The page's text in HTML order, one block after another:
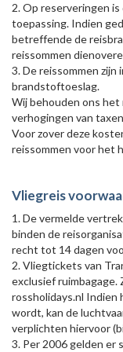
2. Op reserveringen
toepassing. Indien
betreffende de
reissommen
3. De reissommen
brandstoftoeslag.
Wij behouden ons
verhogingen van
Voor zover deze
reissommen voor het
Vliegreis
1. De vermelde
binden de
recht tot 14 dagen
2. Vliegtickets van
exclusief
rossholidays.nl
wordt, kan de
verplichten hiervoor
3. Per 2006 gelden er